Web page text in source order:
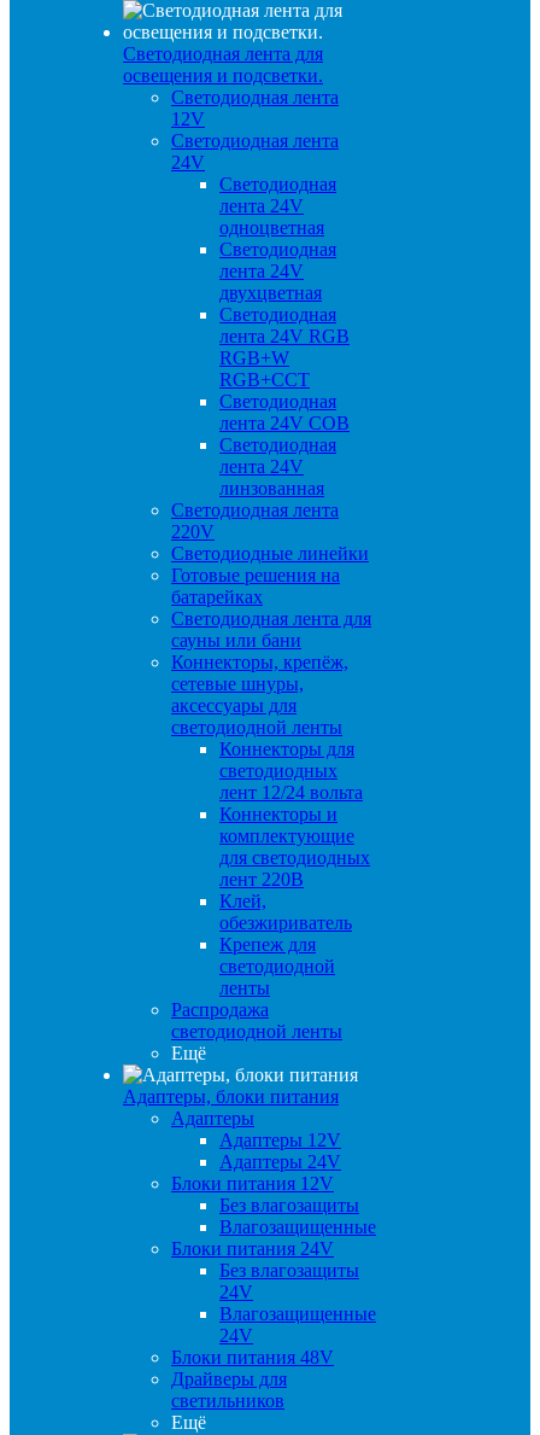
Светодиодная лента для
освещения и подсветки.
Светодиодная лента
12V
Светодиодная лента
24V
Светодиодная
лента 24V
одноцветная
Светодиодная
лента 24V
двухцветная
Светодиодная
лента 24V RGB
RGB+W
RGB+CCT
Светодиодная
лента 24V COB
Светодиодная
лента 24V
линзованная
Светодиодная лента
220V
Светодиодные линейки
Готовые решения на
батарейках
Светодиодная лента для
сауны или бани
Коннекторы, крепёж,
сетевые шнуры,
аксессуары для
светодиодной ленты
Коннекторы для
светодиодных
лент 12/24 вольта
Коннекторы и
комплектующие
для светодиодных
лент 220В
Клей,
обезжириватель
Крепеж для
светодиодной
ленты
Распродажа
светодиодной ленты
Ещё
Адаптеры, блоки питания
Адаптеры
Адаптеры 12V
Адаптеры 24V
Блоки питания 12V
Без влагозащиты
Влагозащищенные
Блоки питания 24V
Без влагозащиты
24V
Влагозащищенные
24V
Блоки питания 48V
Драйверы для
светильников
Ещё